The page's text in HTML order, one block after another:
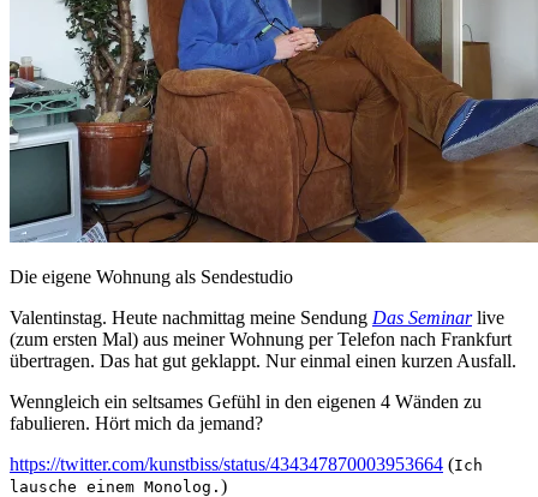
Die eigene Wohnung als Sendestudio
Valentinstag. Heute nachmittag meine Sendung Das Seminarlive
(zum ersten Mal) aus meiner Wohnung per Telefon nach Frankfurt
übertragen. Das hat gut geklappt. Nur einmal einen kurzen Ausfall.
Wenngleich ein seltsames Gefühl in den eigenen 4 Wänden zu
fabulieren. Hört mich da jemand?
https://twitter.com/kunstbiss/status/434347870003953664 (Ich
lausche einem Monolog. )